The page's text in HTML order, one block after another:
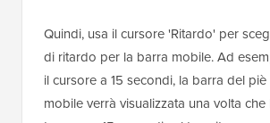
Quindi, usa il cursore 'Ritardo' per
di ritardo per la barra mobile. Ad
il cursore a 15 secondi, la barra del
mobile verrà visualizzata una volta che